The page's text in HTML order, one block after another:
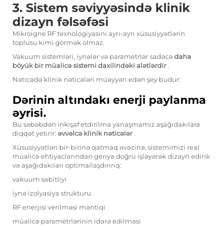
3. Sistem səviyyəsində klinik
dizayn fəlsəfəsi
Mikroigne RF texnologiyasını ayrı-ayrı xüsusiyyətlərin
toplusu kimi görmək olmaz.
Vakuum sistemləri, iynələr və parametrlər sadəcədaha
böyük bir müalicə sistemi daxilindəki alətlərdir.
Nəticədə klinik nəticələri müəyyən edən şey budur:
Dərinin altındakı enerji paylanma
əyrisi.
Bu səbəbdən inkişaf etdirilmə yanaşmamız aşağıdakılara
diqqət yetirir: əvvəlcə klinik nəticələr.
Xüsusiyyətləri bir-birinə qatmaq əvəzinə, sistemimizi real
müalicə ehtiyaclarından geriyə doğru işləyərək dizayn edirik
və aşağıdakıları optimallaşdırırıq:
vakuum sabitliyi
iynə izolyasiya strukturu
RF enerjisi verilməsi məntiqi
müalicə parametrlərinin idarə edilməsi